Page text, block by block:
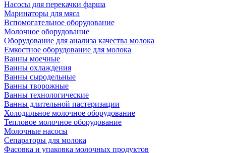
Насосы для перекачки фарша
Маринаторы для мяса
Вспомогательное оборудование
Молочное оборудование
Оборудование для анализа качества молока
Емкостное оборудование для молока
Ванны моечные
Ванны охлаждения
Ванны сыродельные
Ванны творожные
Ванны технологические
Ванны длительной пастеризации
Холодильное молочное оборудование
Тепловое молочное оборудование
Молочные насосы
Сепараторы для молока
Фасовка и упаковка молочных продуктов